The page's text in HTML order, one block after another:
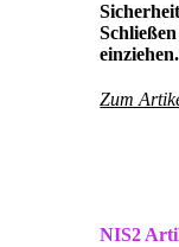
einziehen.
Zum
NIS2